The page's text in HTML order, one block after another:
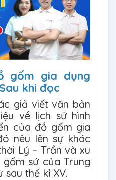
gốm gia dụng
khi đọc
giả viết văn bản
về lịch sử hình
của đồ gốm gia
nêu lên sự khác
Lý – Trần và xu
sứ của Trung
thế kỉ XV.